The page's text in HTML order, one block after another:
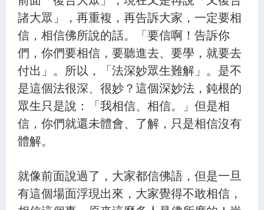
諸大眾」，再重複，再告訴大家，一定要相
信，相信佛所說的話。「要信啊！告訴你
們，你們要相信，要聽進去、要學，就要去
付出」。所以，「法深妙眾生難解」。是不
是這個法很深、很妙？這個深妙法，鈍根的
眾生只是說：「我相信、相信。」但是相
信，你們就還未體會、了解，只是相信沒有
體解。
就像前面說過了，大家都信佛語，但是一旦
有這個場面浮現出來，大家覺得不敢相信，